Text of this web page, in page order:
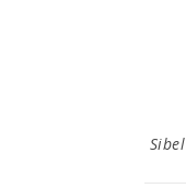
Sibel